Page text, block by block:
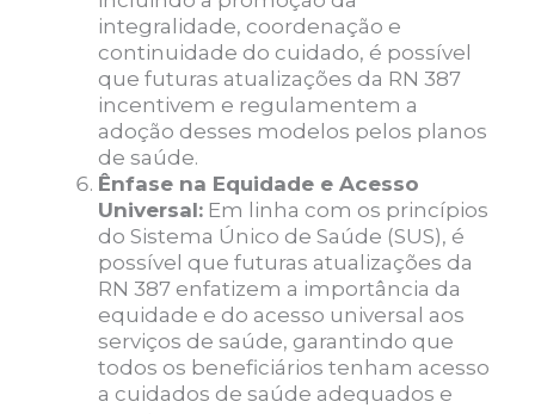
integralidade, coordenação e
continuidade do cuidado, é possível
que futuras atualizações da RN 387
incentivem e regulamentem a
adoção desses modelos pelos planos
de saúde.
Ênfase na Equidade e Acesso
Universal: Em linha com os princípios
do Sistema Único de Saúde (SUS), é
possível que futuras atualizações da
RN 387 enfatizem a importância da
equidade e do acesso universal aos
serviços de saúde, garantindo que
todos os beneficiários tenham acesso
a cuidados de saúde adequados e